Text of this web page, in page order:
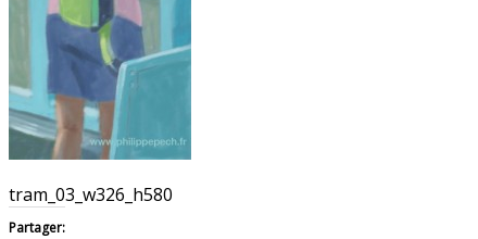
tram_03_w326_h580
Partager: